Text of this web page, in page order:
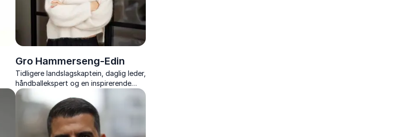
Gro Hammerseng-Edin
Tidligere landslagskaptein, daglig leder,
håndballekspert og en inspirerende
foredragsholder.